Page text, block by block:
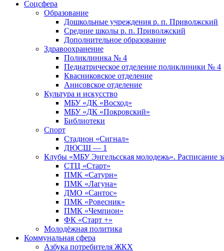
Соцсфера
Образование
Дошкольные учреждения р. п. Приволжский
Средние школы р. п. Приволжский
Дополнительное образование
Здравоохранение
Поликлиника № 4
Педиатрическое отделение поликлиники № 4
Квасниковское отделение
Анисовское отделение
Культура и искусство
МБУ «ДК «Восход»
МБУ «ДК «Покровский»
Библиотеки
Спорт
Стадион «Сигнал»
ДЮСШ — 1
Клубы «МБУ Энгельсская молодежь». Расписание
СТЦ «Старт»
ПМК «Сатурн»
ПМК «Лагуна»
ДМО «Сантос»
ПМК «Ровесник»
ПМК «Чемпион»
ФК «Старт +»
Молодёжная политика
Коммунальная сфера
Азбука потребителя ЖКХ